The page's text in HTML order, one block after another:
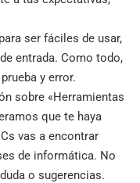
ser fáciles de usar,
entrada. Como todo,
y error.
sobre «Herramientas
que te haya
vas a encontrar
de informática. No
o sugerencias.